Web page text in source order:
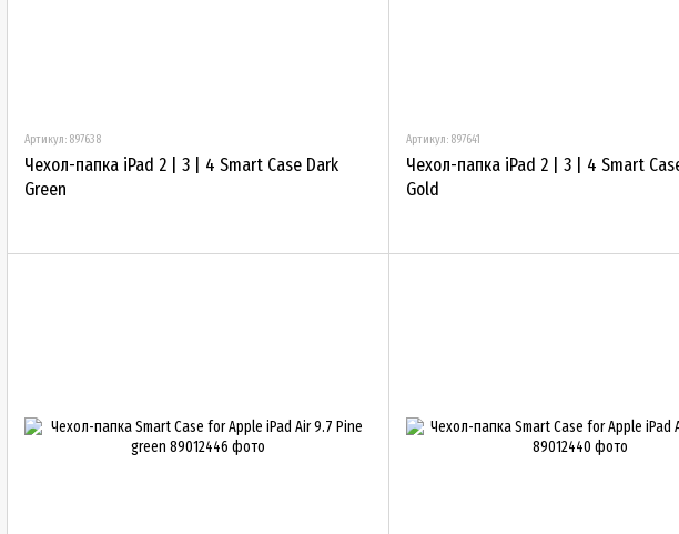
Артикул: 897638
Чехол-папка iPad 2 | 3 | 4 Smart Case Dark
Green
Артикул: 897641
Чехол-папка iPad 2 | 3 | 4 Smart
Gold